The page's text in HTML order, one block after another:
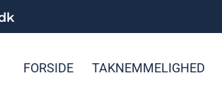
FORSIDE TAKNEMMELIGHED